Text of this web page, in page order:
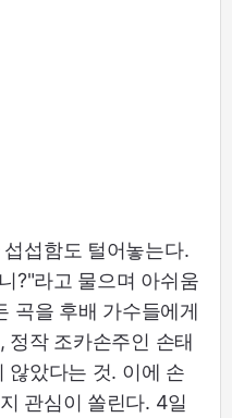
섭함도 털어놓는다.
?"라고 물으며 아쉬움
곡을 후배 가수들에게
정작 조카손주인 손태
않았다는 것. 이에 손
관심이 쏠린다. 4일